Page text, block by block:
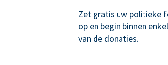
Zet gratis uw politieke
op en begin binnen
van de donaties.